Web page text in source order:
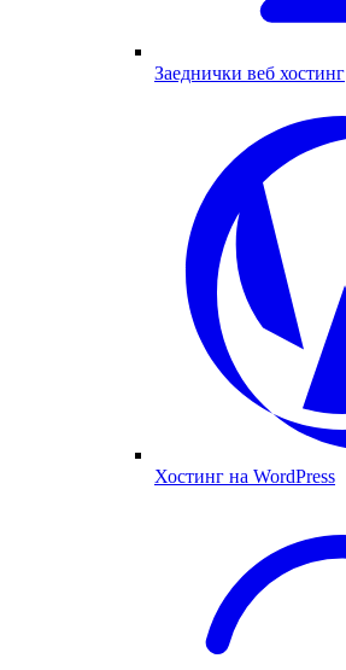
Заеднички веб хостинг
Хостинг на WordPress